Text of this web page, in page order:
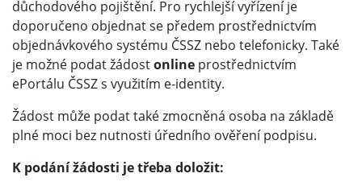
důchodového pojištění. Pro rychlejší vyřízení je
doporučeno objednat se předem prostřednictvím
objednávkového systému ČSSZ nebo telefonicky. Také
je možné podat žádostonline prostřednictvím
ePortálu ČSSZ s využitím e-identity.
Žádost může podat také zmocněná osoba na základě
plné moci bez nutnosti úředního ověření podpisu.
K podání žádosti je třeba doložit: